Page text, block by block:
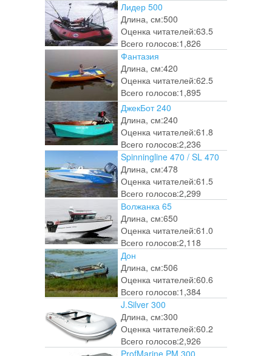
Лидер 500
Длина, см:500
Оценка читателей:63.5
Всего голосов:1,826
Фантазия
Длина, см:420
Оценка читателей:62.5
Всего голосов:1,895
ДжекБот 240
Длина, см:240
Оценка читателей:61.8
Всего голосов:2,236
Spinningline 470 / SL 470
Длина, см:478
Оценка читателей:61.5
Всего голосов:2,299
Волжанка 65
Длина, см:650
Оценка читателей:61.0
Всего голосов:2,118
Дон
Длина, см:506
Оценка читателей:60.6
Всего голосов:1,384
J.Silver 300
Длина, см:300
Оценка читателей:60.2
Всего голосов:2,926